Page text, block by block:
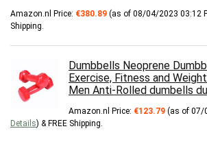
Amazon.nl Price: €380.89 (as of 08/04/2023 03:12
Shipping
Dumbbells Neoprene
Exercise, Fitness and
Men Anti-Rolled dumbells
Amazon.nl Price: €123.79 (as of 07/
Details) & FREE Shipping